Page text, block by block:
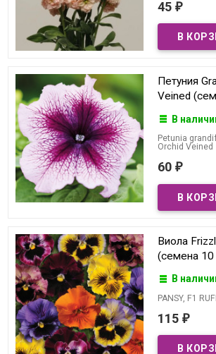
45 ₽
Петуния
Veined
В
Petunia
Orchid Veined
60 ₽
Виола
(семена 10
В
PANSY, F1
115 ₽